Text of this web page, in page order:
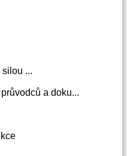
...
a doku...